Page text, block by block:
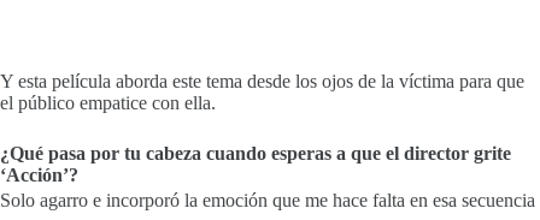
Y esta película aborda este tema desde los ojos de la víctima para que
el público empatice con ella.
¿Qué pasa por tu cabeza cuando esperas a que el director grite
‘Acción’?
Solo agarro e incorporó la emoción que me hace falta en esa secuencia